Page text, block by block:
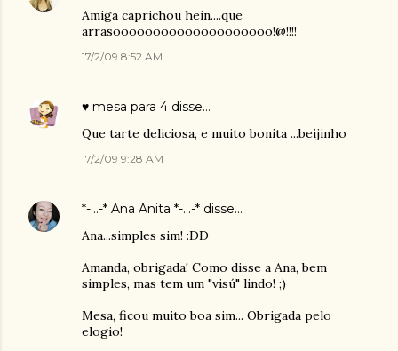
Amiga caprichou hein....que
arrasoooooooooooooooooooo!@!!!!
17/2/09 8:52 AM
♥ mesa para 4 disse…
Que tarte deliciosa, e muito bonita ...beijinho
17/2/09 9:28 AM
*-...-* Ana Anita *-...-* disse…
Ana...simples sim! :DD
Amanda, obrigada! Como disse a Ana, bem
simples, mas tem um "visú" lindo! ;)
Mesa, ficou muito boa sim... Obrigada pelo
elogio!